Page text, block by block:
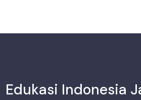
Edukasi Indonesia